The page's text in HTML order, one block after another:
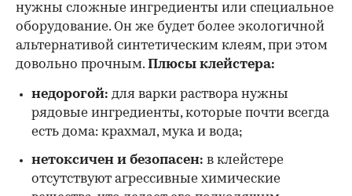
нужны сложные ингредиенты или специальное
оборудование. Он же будет более экологичной
альтернативой синтетическим клеям, при этом
довольно прочным. Плюсы клейстера:
недорогой: для варки раствора нужны
рядовые ингредиенты, которые почти всегда
есть дома: крахмал, мука и вода;
нетоксичен и безопасен: в клейстере
отсутствуют агрессивные химические